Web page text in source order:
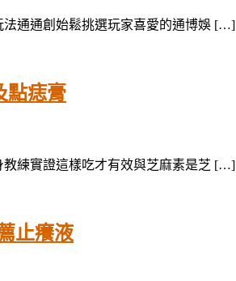
法通通創始鬆挑選玩家喜愛的通博娛 […]
點痣膏
教練實證這樣吃才有效與芝麻素是芝 […]
止癢液